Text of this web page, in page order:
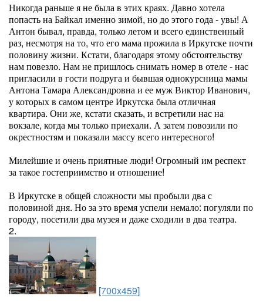
Никогда раньше я не была в этих краях. Давно хотела
попасть на Байкал именно зимой, но до этого года - увы! А
Антон бывал, правда, только летом и всего единственный
раз, несмотря на то, что его мама прожила в Иркутске почти
половину жизни. Кстати, благодаря этому обстоятельству
нам повезло. Нам не пришлось снимать номер в отеле - нас
пригласили в гости подруга и бывшая однокурсница мамы
Антона Тамара Александровна и ее муж Виктор Иванович,
у которых в самом центре Иркутска была отличная
квартира. Они же, кстати сказать, и встретили нас на
вокзале, когда мы только приехали. А затем повозили по
окрестностям и показали массу всего интересного!
Милейшие и очень приятные люди! Огромный им респект
за такое гостеприимство и отношение!
В Иркутске в общей сложности мы пробыли два с
половиной дня. Но за это время успели немало: погуляли по
городу, посетили два музея и даже сходили в два театра.
2.
[700x459]